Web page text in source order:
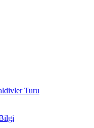
Turu